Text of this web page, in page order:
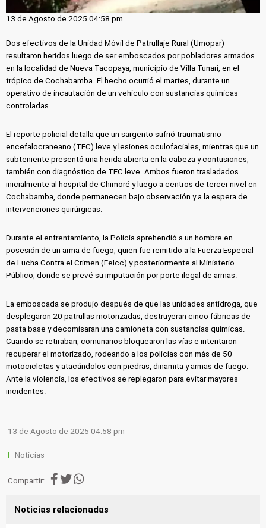
13 de Agosto de 2025 04:58 pm
Dos efectivos de la Unidad Móvil de Patrullaje Rural (Umopar)
resultaron heridos luego de ser emboscados por pobladores armados
en la localidad de Nueva Tacopaya, municipio de Villa Tunari, en el
trópico de Cochabamba. El hecho ocurrió el martes, durante un
operativo de incautación de un vehículo con sustancias químicas
controladas.
El reporte policial detalla que un sargento sufrió traumatismo
encefalocraneano (TEC) leve y lesiones oculofaciales, mientras que un
subteniente presentó una herida abierta en la cabeza y contusiones,
también con diagnóstico de TEC leve. Ambos fueron trasladados
inicialmente al hospital de Chimoré y luego a centros de tercer nivel en
Cochabamba, donde permanecen bajo observación y a la espera de
intervenciones quirúrgicas.
Durante el enfrentamiento, la Policía aprehendió a un hombre en
posesión de un arma de fuego, quien fue remitido a la Fuerza Especial
de Lucha Contra el Crimen (Felcc) y posteriormente al Ministerio
Público, donde se prevé su imputación por porte ilegal de armas.
La emboscada se produjo después de que las unidades antidroga, que
desplegaron 20 patrullas motorizadas, destruyeran cinco fábricas de
pasta base y decomisaran una camioneta con sustancias químicas.
Cuando se retiraban, comunarios bloquearon las vías e intentaron
recuperar el motorizado, rodeando a los policías con más de 50
motocicletas y atacándolos con piedras, dinamita y armas de fuego.
Ante la violencia, los efectivos se replegaron para evitar mayores
incidentes.
13 de Agosto de 2025 04:58 pm
Noticias
Compartir:
Noticias relacionadas